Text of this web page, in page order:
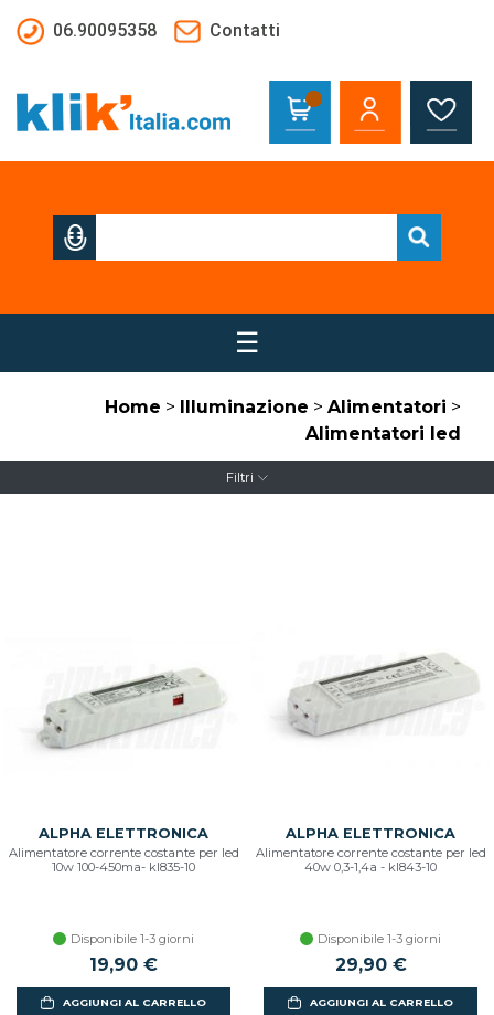
06.90095358
Contatti
☰
Home > Illuminazione > Alimentatori >
Alimentatori led
Filtri
ALPHA ELETTRONICA
Alimentatore corrente costante per led
10w 100-450ma- kl835-10
Disponibile 1-3 giorni
19,90 €
AGGIUNGI AL CARRELLO
ALPHA ELETTRONICA
Alimentatore corrente costante per led
40w 0,3-1,4a - kl843-10
Disponibile 1-3 giorni
29,90 €
AGGIUNGI AL CARRELLO